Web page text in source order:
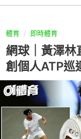
體育 即時體育
網球｜黃澤
創個人ATP巡